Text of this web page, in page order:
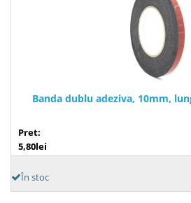
Banda dublu adeziva, 10mm,
Pret:
5,80lei
În stoc